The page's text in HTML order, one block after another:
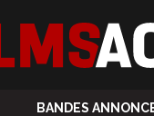
BANDES